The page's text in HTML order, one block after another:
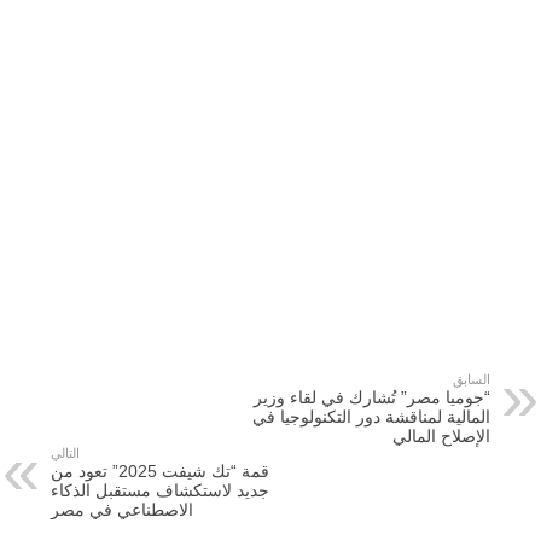
السابق
“جوميا مصر” تُشارك في لقاء وزير
المالية لمناقشة دور التكنولوجيا في
الإصلاح المالي
التالي
قمة “تك شيفت 2025” تعود من
جديد لاستكشاف مستقبل الذكاء
الاصطناعي في مصر